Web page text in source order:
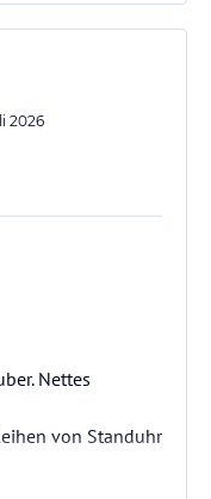
2026
Nettes
von Standuhr